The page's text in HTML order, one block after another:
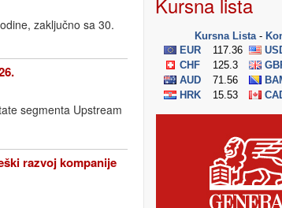
zaključno sa 30.
segmenta Upstream
razvoj kompanije